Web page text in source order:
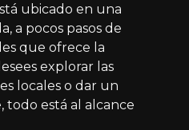
ubicado en una
a pocos pasos de
que ofrece la
explorar las
locales o dar un
todo está al alcance